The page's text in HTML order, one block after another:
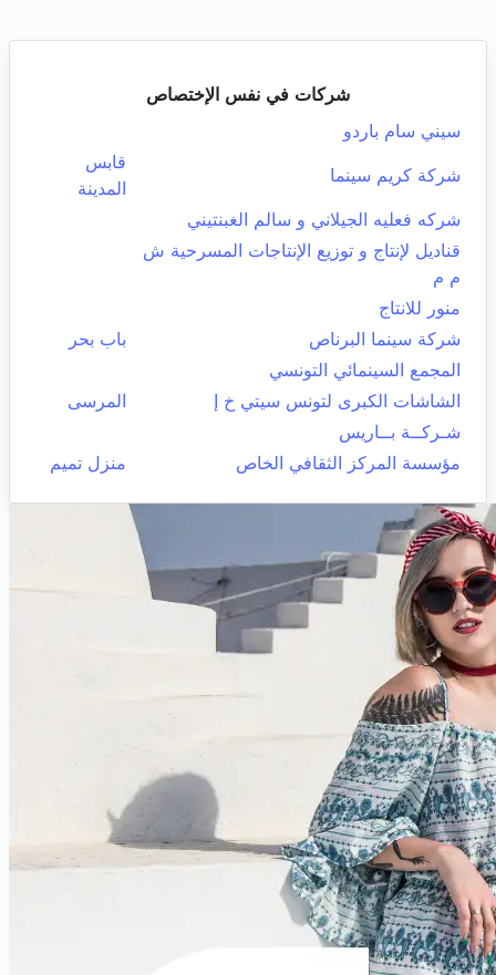
شركات في نفس الإختصاص
سيني سام باردو
شركة كريم سينما
قابس
المدينة
شركه فعليه الجيلاني و سالم الغبنتيني
قناديل لإنتاج و توزيع الإنتاجات المسرحية ش
م م
منور للانتاج
شركة سينما البرناص
باب بحر
المجمع السينمائي التونسي
الشاشات الكبرى لتونس سيتي خ إ
المرسى
شـركــة بــاريس
مؤسسة المركز الثقافي الخاص
منزل تميم